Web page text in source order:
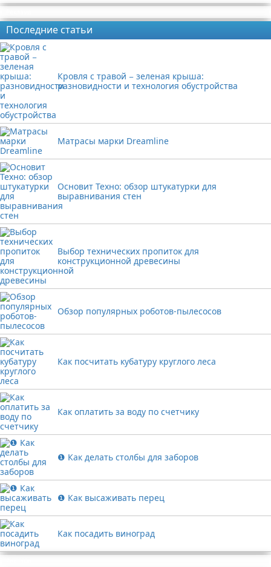
Последние статьи
Кровля с травой − зеленая крыша:
разновидности и технология обустройства
Матрасы марки Dreamline
Основит Техно: обзор штукатурки для
выравнивания стен
Выбор технических пропиток для
конструкционной древесины
Обзор популярных роботов-пылесосов
Как посчитать кубатуру круглого леса
Как оплатить за воду по счетчику
❶ Как делать столбы для заборов
❶ Как высаживать перец
Как посадить виноград